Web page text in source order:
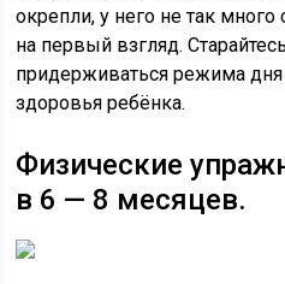
окрепли, у него не так
на первый взгляд.
придерживаться режима
здоровья ребёнка.
Физические
в 6 — 8 месяцев.